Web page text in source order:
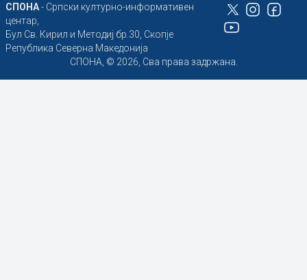
СПОНА- Српски културно-информативен
центар,
Бул Св. Кирил и Методиј бр.30, Скопје
Република Северна Македонија
СПОНА, © 2026, Сва права задржана.